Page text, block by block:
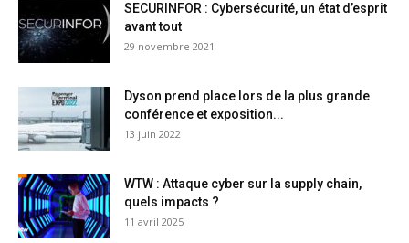
SECURINFOR : Cybersécurité, un état d’esprit
avant tout
29 novembre 2021
Dyson prend place lors de la plus grande
conférence et exposition...
13 juin 2022
WTW : Attaque cyber sur la supply chain,
quels impacts ?
11 avril 2025